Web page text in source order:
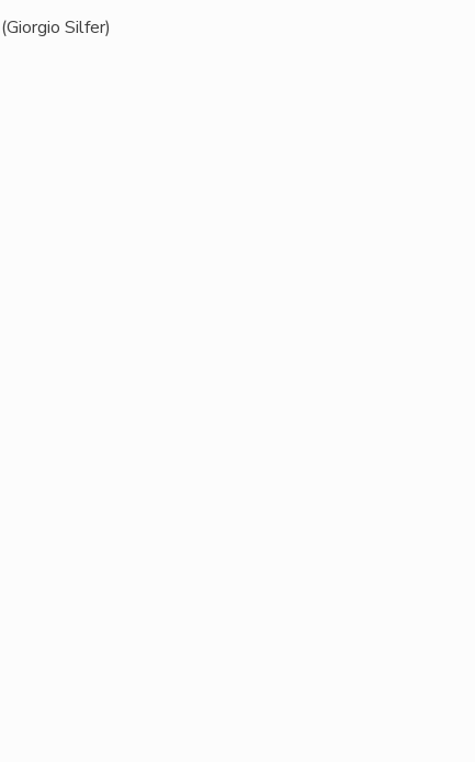
(Giorgio Silfer)